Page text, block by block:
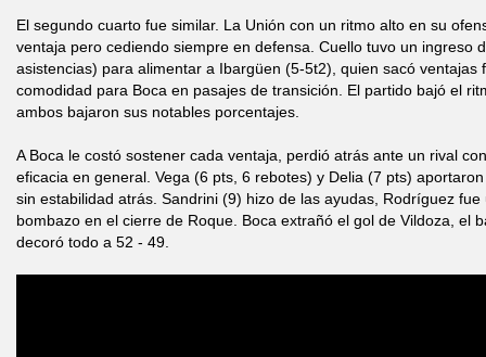
El segundo cuarto fue similar. La Unión con un ritmo alto en su
ventaja pero cediendo siempre en defensa. Cuello tuvo un ingreso
asistencias) para alimentar a Ibargüen (5-5t2), quien sacó ventajas
comodidad para Boca en pasajes de transición. El partido bajó el
ambos bajaron sus notables porcentajes.
A Boca le costó sostener cada ventaja, perdió atrás ante un rival
eficacia en general. Vega (6 pts, 6 rebotes) y Delia (7 pts)
sin estabilidad atrás. Sandrini (9) hizo de las ayudas, Rodríguez
bombazo en el cierre de Roque. Boca extrañó el gol de Vildoza, el
decoró todo a 52 - 49.